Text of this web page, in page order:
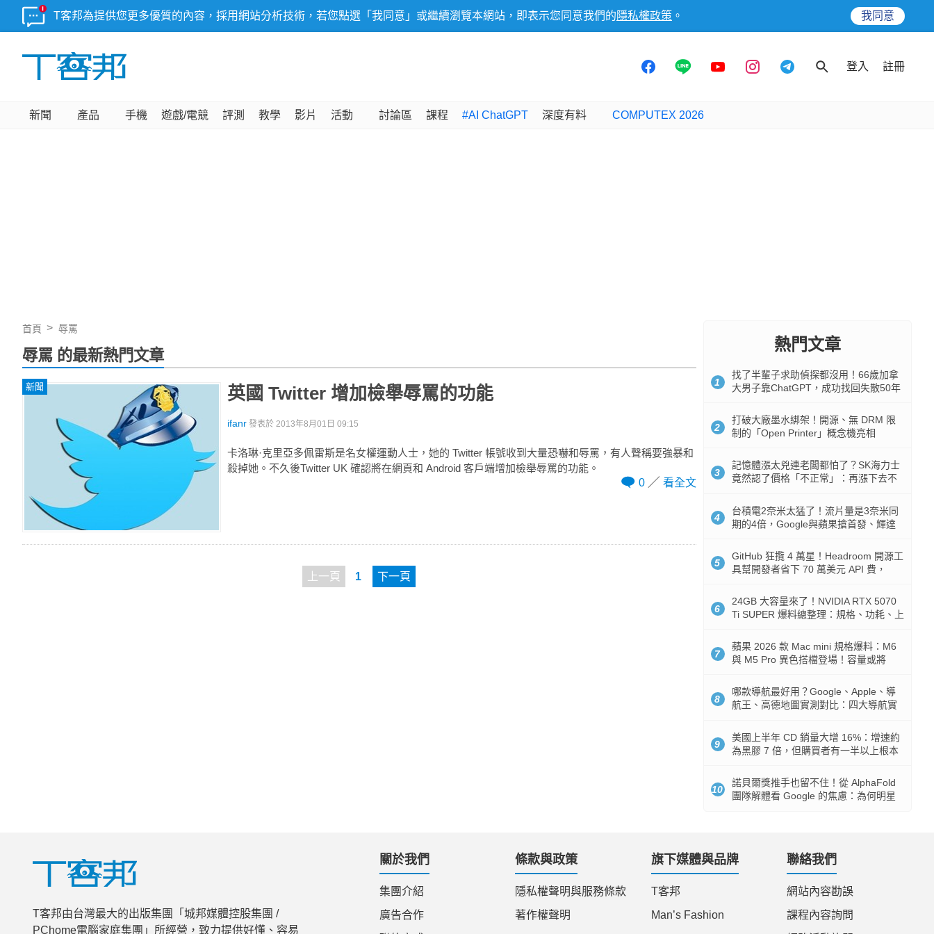
T客邦為提供您更多優質的內容，採用網站分析技術，若您點選「我同意」或繼續瀏覽本網站，即表示您同意我們的 隱私權政策 。 我同意
登入 註冊
新聞 產品 手機 遊戲/電競 評測 教學 影片 活動 討論區 課程 #AI ChatGPT 深度有料 COMPUTEX 2026
首頁 辱罵
辱罵 的最新熱門文章
新聞 英國 Twitter 增加檢舉辱罵的功能
ifanr 發表於 2013年8月01日 09:15
卡洛琳·克里亞多佩雷斯是名女權運動人士，她的 Twitter 帳號收到大量恐嚇和辱罵，有人聲稱要強暴和
殺掉她。不久後Twitter UK 確認將在網頁和 Android 客戶端增加檢舉辱罵的功能。
0
看全文
上一頁 1 下一頁
熱門文章
1
找了半輩子求助偵探都沒用！66歲加拿
大男子靠ChatGPT，成功找回失散50年
2
打破大廠墨水綁架！開源、無 DRM 限
制的「Open Printer」概念機亮相
3
記憶體漲太兇連老闆都怕了？SK海力士
竟然認了價格「不正常」：再漲下去不
4
台積電2奈米太猛了！流片量是3奈米同
期的4倍，Google與蘋果搶首發、輝達
5
GitHub 狂攬 4 萬星！Headroom 開源工
具幫開發者省下 70 萬美元 API 費，
6
24GB 大容量來了！NVIDIA RTX 5070
Ti SUPER 爆料總整理：規格、功耗、上
7
蘋果 2026 款 Mac mini 規格爆料：M6
與 M5 Pro 異色搭檔登場！容量或將
8
哪款導航最好用？Google、Apple、導
航王、高德地圖實測對比：四大導航實
9
美國上半年 CD 銷量大增 16%：增速約
為黑膠 7 倍，但購買者有一半以上根本
10
諾貝爾獎推手也留不住！從 AlphaFold
團隊解體看 Google 的焦慮：為何明星
T客邦由台灣最大的出版集團「城邦媒體控股集團 /
PChome電腦家庭集團」所經營，致力提供好懂、容易
關於我們
集團介紹
廣告合作
條款與政策
隱私權聲明與服務條款
著作權聲明
旗下媒體與品牌
T客邦
Man’s Fashion
聯絡我們
網站內容勘誤
課程內容詢問